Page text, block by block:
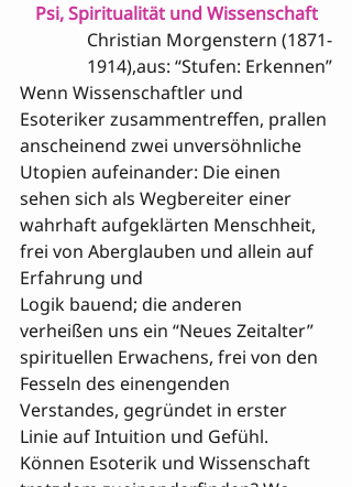
Psi, Spiritualität und Wissenschaft
Christian Morgenstern (1871-
1914),aus: “Stufen: Erkennen”
Wenn Wissenschaftler und
Esoteriker zusammentreffen, prallen
anscheinend zwei unversöhnliche
Utopien aufeinander: Die einen
sehen sich als Wegbereiter einer
wahrhaft aufgeklärten Menschheit,
frei von Aberglauben und allein auf
Erfahrung und
Logik bauend; die anderen
verheißen uns ein “Neues Zeitalter”
spirituellen Erwachens, frei von den
Fesseln des einengenden
Verstandes, gegründet in erster
Linie auf Intuition und Gefühl.
Können Esoterik und Wissenschaft